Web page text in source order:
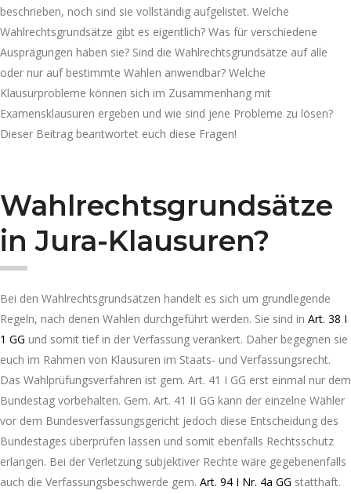
beschrieben, noch sind sie vollständig aufgelistet. Welche
Wahlrechtsgrundsätze gibt es eigentlich? Was für verschiedene
Ausprägungen haben sie? Sind die Wahlrechtsgrundsätze auf alle
oder nur auf bestimmte Wahlen anwendbar? Welche
Klausurprobleme können sich im Zusammenhang mit
Examensklausuren ergeben und wie sind jene Probleme zu lösen?
Dieser Beitrag beantwortet euch diese Fragen!
Wahlrechtsgrundsätze
in Jura-Klausuren?
Bei den Wahlrechtsgrundsätzen handelt es sich um grundlegende
Regeln, nach denen Wahlen durchgeführt werden. Sie sind in Art. 38 I
1 GG und somit tief in der Verfassung verankert. Daher begegnen sie
euch im Rahmen von Klausuren im Staats- und Verfassungsrecht.
Das Wahlprüfungsverfahren ist gem. Art. 41 I GG erst einmal nur dem
Bundestag vorbehalten. Gem. Art. 41 II GG kann der einzelne Wähler
vor dem Bundesverfassungsgericht jedoch diese Entscheidung des
Bundestages überprüfen lassen und somit ebenfalls Rechtsschutz
erlangen. Bei der Verletzung subjektiver Rechte wäre gegebenenfalls
auch die Verfassungsbeschwerde gem. Art. 94 I Nr. 4a GG statthaft.